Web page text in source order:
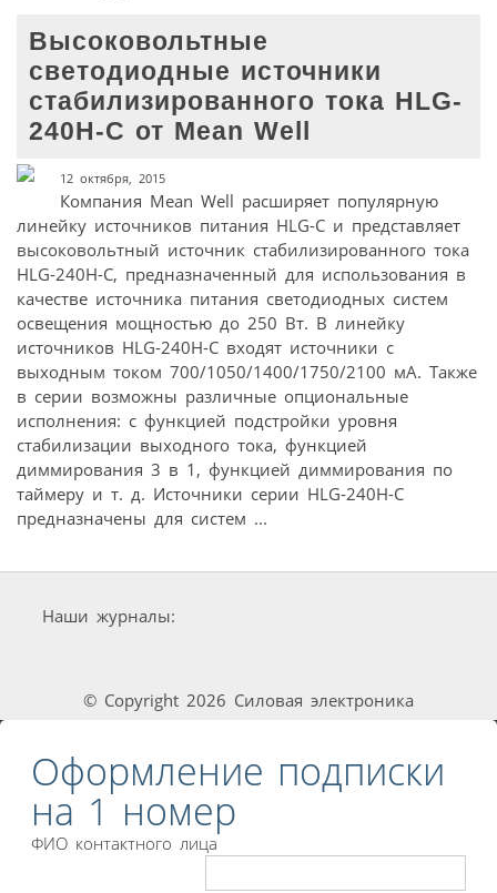
Высоковольтные
светодиодные источники
стабилизированного тока HLG-
240H-C от Mean Well
12 октября, 2015
Компания Mean Well расширяет популярную
линейку источников питания HLG-С и представляет
высоковольтный источник стабилизированного тока
HLG-240H-C, предназначенный для использования в
качестве источника питания светодиодных систем
освещения мощностью до 250 Вт. В линейку
источников HLG-240H-C входят источники с
выходным током 700/1050/1400/1750/2100 мА. Также
в серии возможны различные опциональные
исполнения: с функцией подстройки уровня
стабилизации выходного тока, функцией
диммирования 3 в 1, функцией диммирования по
таймеру и т. д. Источники серии HLG-240H-C
предназначены для систем ...
Наши журналы:
© Copyright 2026 Силовая электроника
Оформление подписки
на 1 номер
ФИО контактного лица